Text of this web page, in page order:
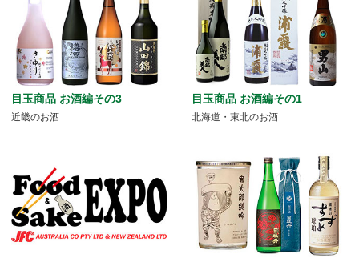
目玉商品 お酒編その3
近畿のお酒
目玉商品 お酒編その1
北海道・東北のお酒